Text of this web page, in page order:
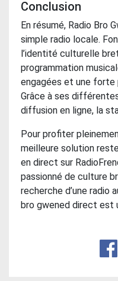
Conclusion
En résumé, Radio Bro
simple radio locale.
l’identité culturelle
programmation
engagées et une forte
Grâce à ses
diffusion en ligne, la
Pour profiter
meilleure solution
en direct sur
passionné de culture
recherche d’une
bro gwened direct est